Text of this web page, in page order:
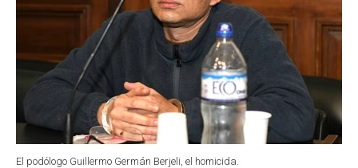
El podólogo Guillermo Germán Berjeli, el homicida.